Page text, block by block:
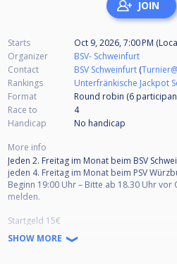
Starts
Oct 9, 2026, 7:00 PM
Organizer
BSV- Schweinfurt
Contact
BSV Schweinfurt (
Rankings
Unterfränkische Jackpot
Format
Round robin (6
Race to
4
Handicap
No handicap
More info
Jeden 2. Freitag im Monat beim BSV
jeden 4. Freitag im Monat beim PSV
Beginn 19:00 Uhr – Bitte ab 18.30 Uhr
melden.
Startgeld 15€
(Davon werden 11,-€ am Turniertag
SHOW MORE